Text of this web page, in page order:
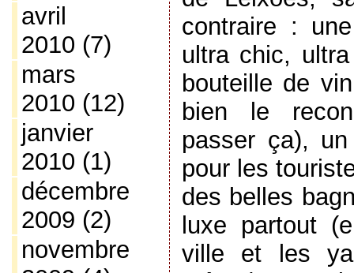
avril
2010 (7)
mars
2010 (12)
janvier
2010 (1)
décembre
2009 (2)
novembre
contraire :
ultra chic,
bouteille de
bien le
passer ça),
pour les
des belles
luxe partout
ville et les